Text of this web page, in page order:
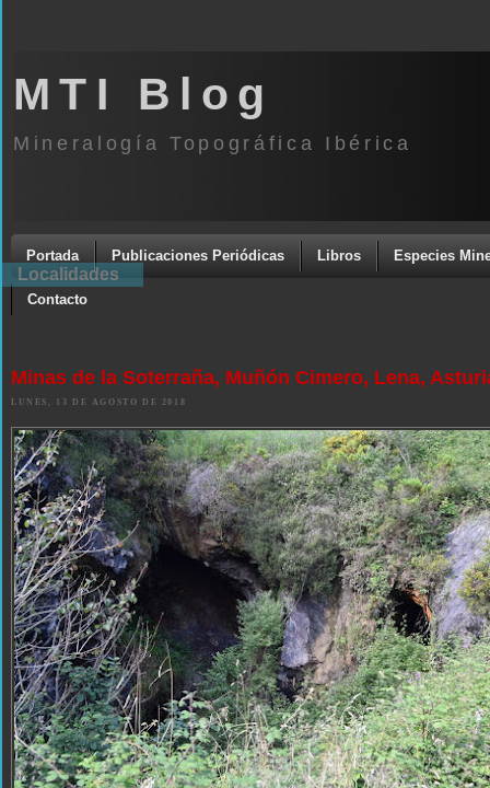
MTI Blog
Mineralogía Topográfica Ibérica
Portada Publicaciones Periódicas Libros Especies
Contacto
Minas de la Soterraña, Muñón Cimero, Lena,
LUNES, 13 DE AGOSTO DE 2018
Localidades